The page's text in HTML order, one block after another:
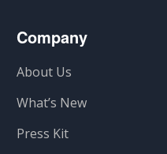
Company
About Us
What’s New
Press Kit